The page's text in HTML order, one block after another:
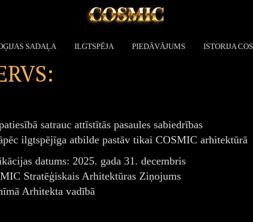
SADAĻA ILGTSPĒJA PIEDĀVĀJUMS ISTORIJA
satrauc attīstītās pasaules sabiedrības
ilgtspējīga atbilde pastāv tikai COSMIC arhitektūrā
datums: 2025. gada 31. decembris
Stratēģiskais Arhitektūras Ziņojums
Arhitekta vadībā